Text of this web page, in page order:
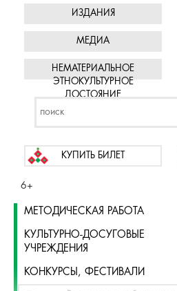
ИЗДАНИЯ
МЕДИА
НЕМАТЕРИАЛЬНОЕ
ЭТНОКУЛЬТУРНОЕ
ДОСТОЯНИЕ
КУПИТЬ БИЛЕТ
6+
МЕТОДИЧЕСКАЯ РАБОТА
КУЛЬТУРНО-ДОСУГОВЫЕ
УЧРЕЖДЕНИЯ
КОНКУРСЫ, ФЕСТИВАЛИ